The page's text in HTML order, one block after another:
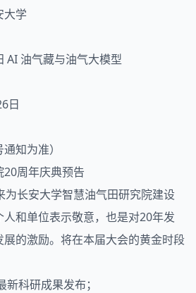
大学
AI 油气藏与油气大模型
日
知为准）
周年庆典预告
为长安大学智慧油气田研究院建设
和单位表示敬意，也是对20年发
的激励。将在本届大会的黄金时段
科研成果发布；